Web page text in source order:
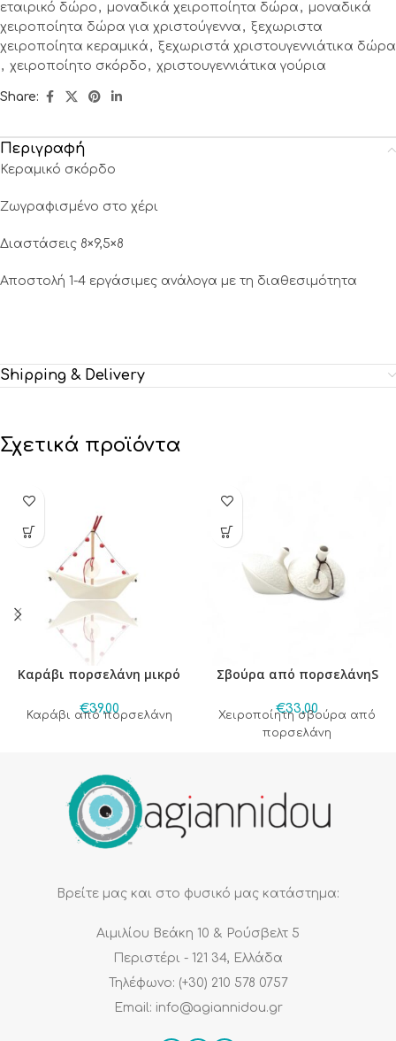
εταιρικό δώρο , μοναδικά χειροποίητα δώρα , μοναδικά
χειροποίητα δώρα για χριστούγεννα , ξεχωριστα
χειροποίητα κεραμικά , ξεχωριστά χριστουγεννιάτικα δώρα
, χειροποίητο σκόρδο , χριστουγεννιάτικα γούρια
Share:
Περιγραφή
Κεραμικό σκόρδο
Ζωγραφισμένο στο χέρι
Διαστάσεις 8×9,5×8
Αποστολή 1-4 εργάσιμες ανάλογα με τη διαθεσιμότητα
Shipping & Delivery
Σχετικά προϊόντα
Καράβι πορσελάνη μικρό
€39,00
Καράβι από πορσελάνη
Σβούρα από πορσελάνηS
€33,00
Χειροποίητη σβούρα από
πορσελάνη
Βρείτε μας και στο φυσικό μας κατάστημα:
Αιμιλίου Βεάκη 10 & Ρούσβελτ 5
Περιστέρι - 121 34, Ελλάδα
Τηλέφωνο: (+30) 210 578 0757
Email: info@agiannidou.gr